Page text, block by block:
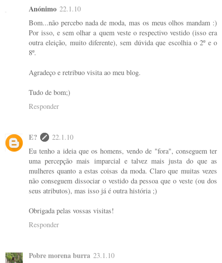
Anónimo 22.1.10
Bom...não percebo nada de moda, mas os meus olhos mandam :)
Por isso, e sem olhar a quem veste o respectivo vestido (isso era
outra eleição, muito diferente), sem dúvida que escolhia o 2º e o
8º.
Agradeço e retribuo visita ao meu blog.
Tudo de bom;)
Responder
E?
22.1.10
Eu tenho a ideia que os homens, vendo de "fora", conseguem ter
uma percepção mais imparcial e talvez mais justa do que as
mulheres quanto a estas coisas da moda. Claro que muitas vezes
não conseguem dissociar o vestido da pessoa que o veste (ou dos
seus atributos), mas isso já é outra história ;)
Obrigada pelas vossas visitas!
Responder
Pobre morena burra 23.1.10